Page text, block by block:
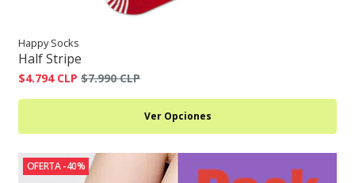
Happy Socks
Half Stripe
$4.794 CLP $7.990 CLP
Ver Opciones
OFERTA -40%